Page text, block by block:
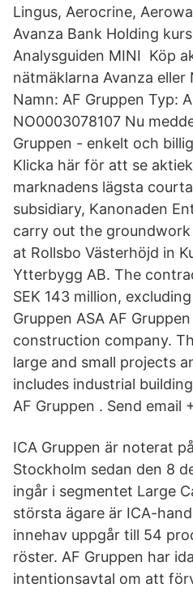
Lingus, Aerocrine,
Avanza Bank Holding
Analysguiden MINI Köp
nätmäklarna Avanza eller
Namn: AF Gruppen Typ:
NO0003078107 Nu
Gruppen - enkelt och
Klicka här för att se
marknadens lägsta
subsidiary, Kanonaden
carry out the
at Rollsbo Västerhöjd in
Ytterbygg AB. The
SEK 143 million,
Gruppen ASA AF
construction company.
large and small projects
includes industrial
AF Gruppen . Send email
ICA Gruppen är noterat
Stockholm sedan den 8
ingår i segmentet Large
största ägare är ICA-
innehav uppgår till 54
röster. AF Gruppen har
intentionsavtal om att